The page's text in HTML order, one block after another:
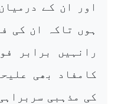
اور ان کے
ہوں تاکہ ان کی
رانہیں برابر
کامفاد بھی
کی مذہبی